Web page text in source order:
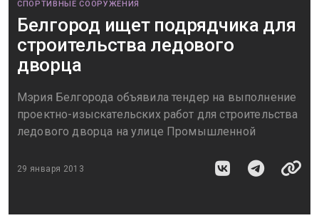
СПОРТИВНЫЕ СООРУЖЕНИЯ
Белгород ищет подрядчика для
строительства ледового
дворца
Мэрия Белгорода объявила тендер на выполнение
проектно-изыскательских работ для строительства
ледового дворца на улице Промышленной
29 января 2013